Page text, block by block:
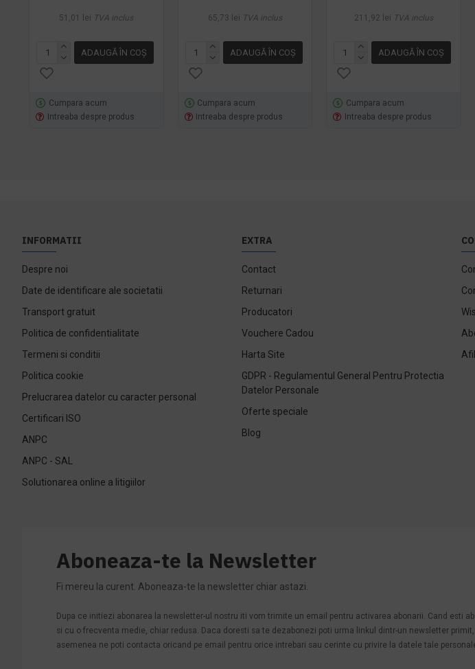
51,01 lei TVA inclus
ADAUGĂ ÎN COŞ
Cumpara acum
Intreaba despre produs
65,73 lei TVA inclus
ADAUGĂ ÎN COŞ
Cumpara acum
Intreaba despre produs
211,92 lei TVA inclus
ADAUGĂ ÎN COŞ
Cumpara acum
Intreaba despre produs
INFORMATII
Despre noi
Date de identificare ale societatii
Transport gratuit
Politica de confidentialitate
Termeni si conditii
Politica cookie
Prelucrarea datelor cu caracter personal
Certificari ISO
ANPC
ANPC - SAL
Solutionarea online a litigiilor
EXTRA
Contact
Returnari
Producatori
Vouchere Cadou
Harta Site
GDPR - Regulamentul General Pentru Protectia
Datelor Personale
Oferte speciale
Blog
Aboneaza-te la Newsletter
Fi mereu la curent. Aboneaza-te la newsletter chiar astazi.
Dupa ce initiezi abonarea la newsletter-ul nostru iti vom trimite un email pentru activarea abonarii. Cand esti
si cu o frecventa medie, chiar redusa. Daca doresti sa te dezabonezi poti urma linkul dintr-un newsletter
asemenea ne poti contacta oricand pe email pentru orice intrebari sau cerinte cu privire la datele tale